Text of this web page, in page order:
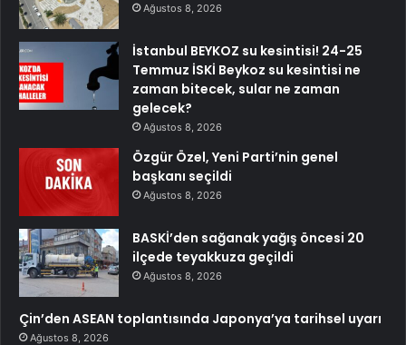
Ağustos 8, 2026
İstanbul BEYKOZ su kesintisi! 24-25
Temmuz İSKİ Beykoz su kesintisi ne
zaman bitecek, sular ne zaman
gelecek?
Ağustos 8, 2026
Özgür Özel, Yeni Parti’nin genel
başkanı seçildi
Ağustos 8, 2026
BASKİ’den sağanak yağış öncesi 20
ilçede teyakkuza geçildi
Ağustos 8, 2026
Çin’den ASEAN toplantısında Japonya’ya tarihsel uyarı
Ağustos 8, 2026